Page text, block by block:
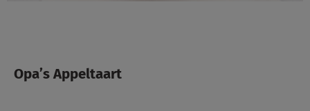
Opa’s Appeltaart